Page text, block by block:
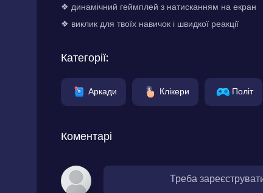
❖ динамічний геймплей з натисканням на екран
❖ виклик для твоїх навичок і швидкої реакції
Категорії:
Аркади Клікери Політ
Коментарі
Треба